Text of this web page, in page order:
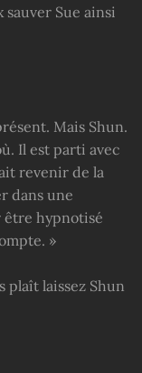
sauver Sue ainsi
Mais Shun.
Il est parti avec
revenir de la
dans une
être hypnotisé
»
plaît laissez Shun